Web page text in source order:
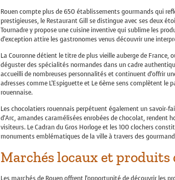
Rouen compte plus de 650 établissements gourmands qui
prestigieuses, le Restaurant Gill se distingue avec ses deux
Tournadre y propose une cuisine inventive qui sublime les
d’exception attire les gastronomes venus découvrir une
La Couronne détient le titre de plus vieille auberge de France,
déguster des spécialités normandes dans un cadre
accueilli de nombreuses personnalités et continuent d’offrir
adresses comme L’Espiguette et Le 6ème sens complètent
rouennaise.
Les chocolatiers rouennais perpétuent également un savoir-
d’Arc, amandes caramélisées enrobées de chocolat, rendent
visiteurs. Le Cadran du Gros Horloge et les 100 clochers
monuments emblématiques de la ville à travers des
Marchés locaux et
Les marchés de Rouen offrent l’opportunité de découvrir les